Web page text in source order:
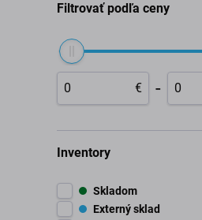
Filtrovať podľa ceny
€ -
Inventory
Skladom
Externý sklad